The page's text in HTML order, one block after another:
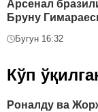
Арсенал
Бруну
Бугун 16:32
Кўп
Роналду ва